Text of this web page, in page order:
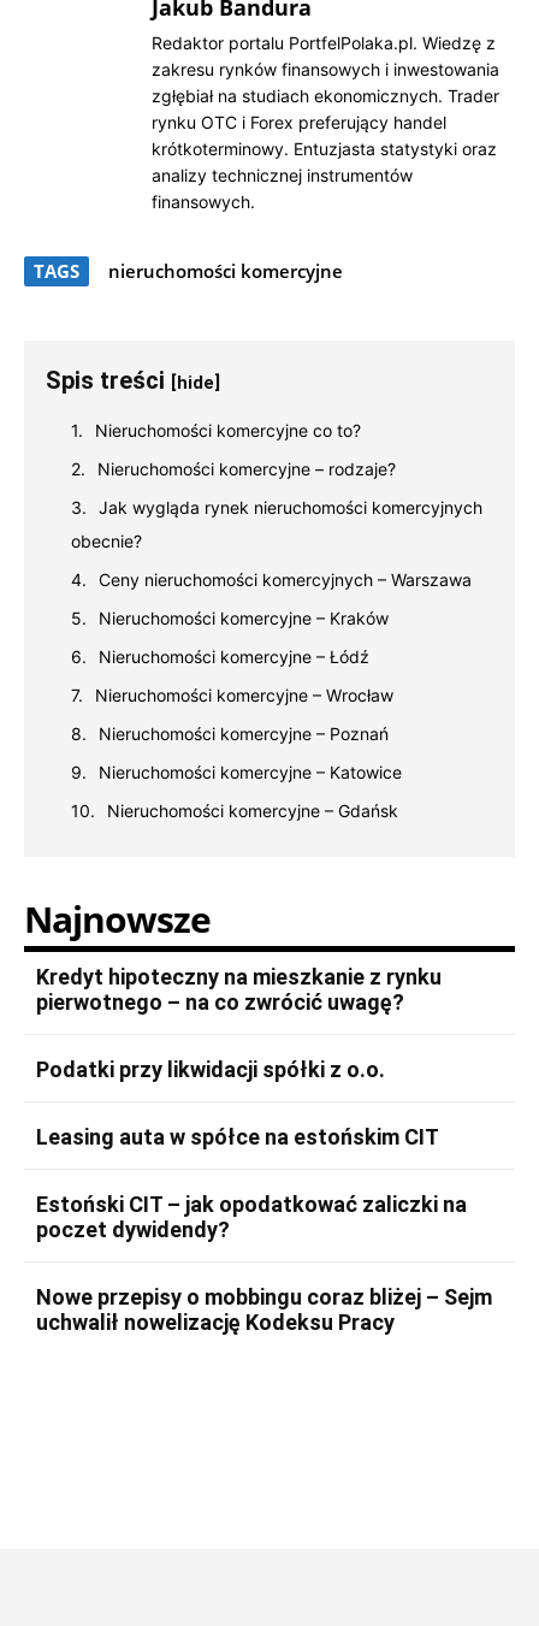
Jakub Bandura
Redaktor portalu PortfelPolaka.pl. Wiedzę z
zakresu rynków finansowych i inwestowania
zgłębiał na studiach ekonomicznych. Trader
rynku OTC i Forex preferujący handel
krótkoterminowy. Entuzjasta statystyki oraz
analizy technicznej instrumentów
finansowych.
TAGS nieruchomości komercyjne
Spis treści [hide]
Nieruchomości komercyjne co to?
Nieruchomości komercyjne – rodzaje?
Jak wygląda rynek nieruchomości komercyjnych
obecnie?
Ceny nieruchomości komercyjnych – Warszawa
Nieruchomości komercyjne – Kraków
Nieruchomości komercyjne – Łódź
Nieruchomości komercyjne – Wrocław
Nieruchomości komercyjne – Poznań
Nieruchomości komercyjne – Katowice
Nieruchomości komercyjne – Gdańsk
Najnowsze
Kredyt hipoteczny na mieszkanie z rynku
pierwotnego – na co zwrócić uwagę?
Podatki przy likwidacji spółki z o.o.
Leasing auta w spółce na estońskim CIT
Estoński CIT – jak opodatkować zaliczki na
poczet dywidendy?
Nowe przepisy o mobbingu coraz bliżej – Sejm
uchwalił nowelizację Kodeksu Pracy